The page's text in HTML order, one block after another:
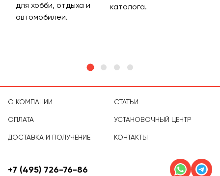
для хобби, отдыха и
автомобилей.
каталога.
О КОМПАНИИ
ОПЛАТА
ДОСТАВКА И ПОЛУЧЕНИЕ
СТАТЬИ
УСТАНОВОЧНЫЙ ЦЕНТР
КОНТАКТЫ
+7 (495) 726-76-86